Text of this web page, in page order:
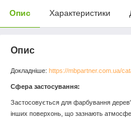
Опис Характеристики
Опис
Докладніше: https://mbpartner.com.ua/
Сфера застосування:
Застосовується для фарбування
інших поверхонь, що зазнають